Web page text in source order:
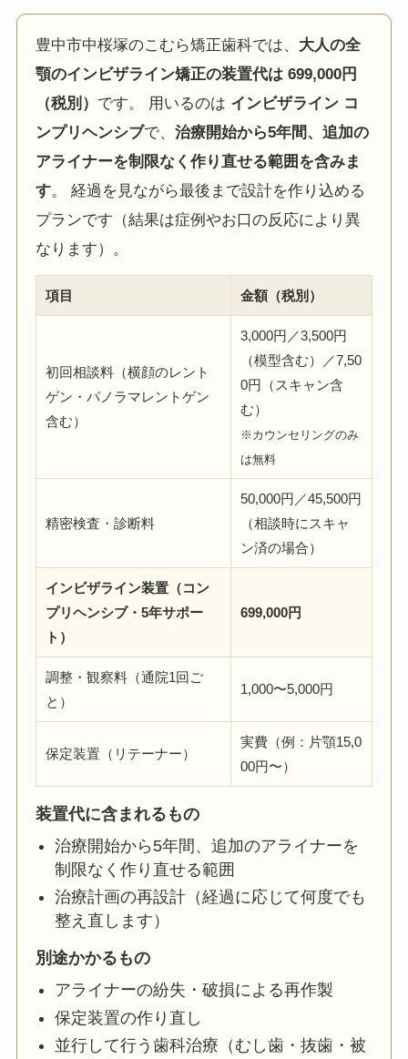
豊中市中桜塚のこむら矯正歯科では、 大人の全
顎のインビザライン矯正の装置代は 699,000円
（税別） です。 用いるのは インビザライン コ
ンプリヘンシブで、 治療開始から5年間、追加の
アライナーを制限なく作り直せる範囲を含みま
す。 経過を見ながら最後まで設計を作り込める
プランです（結果は症例やお口の反応により異
なります）。
項目 金額（税別）
初回相談料（横顔のレント
ゲン・パノラマレントゲン
含む）
3,000円／3,500円
（模型含む）／7,50
0円（スキャン含
む）
※カウンセリングのみ
は無料
精密検査・診断料
50,000円／45,500円
（相談時にスキャ
ン済の場合）
インビザライン装置（コン
プリヘンシブ・5年サポー
ト）
699,000円
調整・観察料（通院1回ご
と）
1,000〜5,000円
保定装置（リテーナー）
実費（例：片顎15,0
00円〜）
装置代に含まれるもの
治療開始から5年間、追加のアライナーを
制限なく作り直せる範囲
治療計画の再設計（経過に応じて何度でも
整え直します）
別途かかるもの
アライナーの紛失・破損による再作製
保定装置の作り直し
並行して行う歯科治療（むし歯・抜歯・被